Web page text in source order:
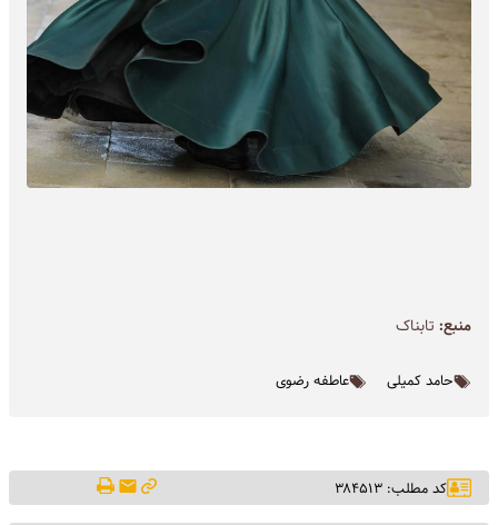
منبع: تابناک
حامد کمیلی عاطفه رضوی
کد مطلب: ۳۸۴۵۱۳